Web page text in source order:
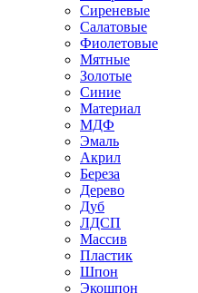
Сиреневые
Салатовые
Фиолетовые
Мятные
Золотые
Синие
Материал
МДФ
Эмаль
Акрил
Береза
Дерево
Дуб
ЛДСП
Массив
Пластик
Шпон
Экошпон